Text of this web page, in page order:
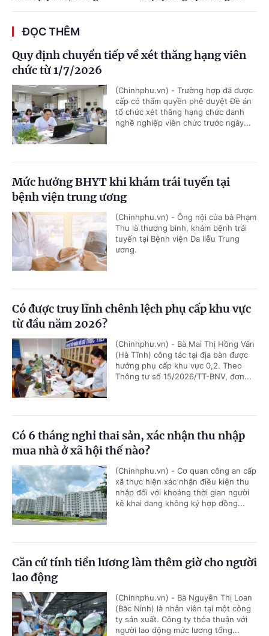
ĐỌC THÊM
Quy định chuyển tiếp về xét thăng hạng viên
chức từ 1/7/2026
(Chinhphu.vn) - Trường hợp đã được
cấp có thẩm quyền phê duyệt Đề án
tổ chức xét thăng hạng chức danh
nghề nghiệp viên chức trước ngày...
Mức hưởng BHYT khi khám trái tuyến tại
bệnh viện trung ương
(Chinhphu.vn) - Ông nội của bà Phạm
Thu là thương binh, khám bệnh trái
tuyến tại Bệnh viện Da liễu Trung
ương.
Có được truy lĩnh chênh lệch phụ cấp khu vực
từ đầu năm 2026?
(Chinhphu.vn) - Bà Mai Thị Hồng Vân
(Hà Tĩnh) công tác tại địa bàn được
hưởng phụ cấp khu vực 0,2. Theo
Thông tư số 15/2026/TT-BNV, đơn...
Có 6 tháng nghỉ thai sản, xác nhận thu nhập
mua nhà ở xã hội thế nào?
(Chinhphu.vn) - Cơ quan công an cấp
xã thực hiện xác nhận điều kiện thu
nhập đối với khoảng thời gian người
kê khai đang không ký hợp đồng...
Căn cứ tính tiền lương làm thêm giờ cho người
lao động
(Chinhphu.vn) - Bà Nguyễn Thị Loan
(Bắc Ninh) là nhân viên tại một công
ty sản xuất. Công ty thỏa thuận với
người lao động mức lương tổng...